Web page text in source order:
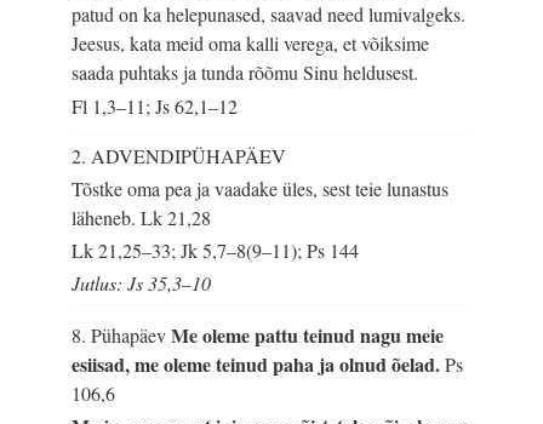
patud on ka helepunased, saavad need lumivalgeks.
Jeesus, kata meid oma kalli verega, et võiksime
saada puhtaks ja tunda rõõmu Sinu heldusest.
Fl 1,3–11; Js 62,1–12
2. ADVENDIPÜHAPÄEV
Tõstke oma pea ja vaadake üles, sest teie lunastus
läheneb.Lk 21,28
Lk 21,25–33; Jk 5,7–8(9–11); Ps 144
Jutlus: Js 35,3–10
8. PühapäevMe oleme pattu teinud nagu meie
esiisad, me oleme teinud paha ja olnud õelad.Ps
106,6